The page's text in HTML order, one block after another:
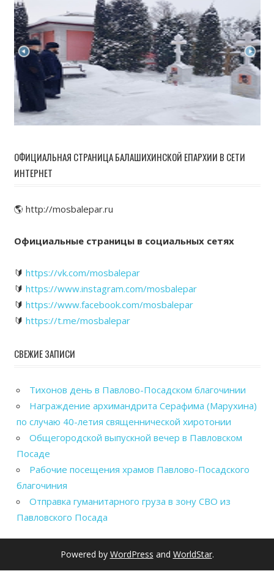
ОФИЦИАЛЬНАЯ СТРАНИЦА БАЛАШИХИНСКОЙ ЕПАРХИИ В СЕТИ
ИНТЕРНЕТ
🌎 http://mosbalepar.ru
Официальные страницы в социальных сетях
🔰 https://vk.com/mosbalepar
🔰 https://www.instagram.com/mosbalepar
🔰 https://www.facebook.com/mosbalepar
🔰 https://t.me/mosbalepar
СВЕЖИЕ ЗАПИСИ
Тихонов день в Павлово-Посадском благочинии
Награждение архимандрита Серафима (Марухина)
по случаю 40-летия священнической хиротонии
Общегородской выпускной вечер в Павловском
Посаде
Рабочие посещения храмов Павлово-Посадского
благочиния
Отправка гуманитарного груза в зону СВО из
Павловского Посада
Powered by WordPress and WorldStar.